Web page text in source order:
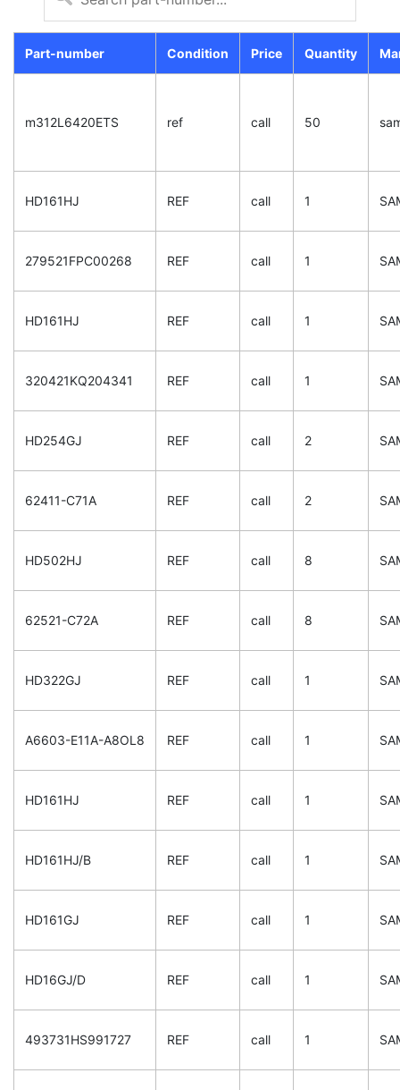
Part-number Condition Price Quantity
m312L6420ETS ref call 50
HD161HJ REF call 1
279521FPC00268 REF call 1
HD161HJ REF call 1
320421KQ204341 REF call 1
HD254GJ REF call 2
62411-C71A REF call 2
HD502HJ REF call 8
62521-C72A REF call 8
HD322GJ REF call 1
A6603-E11A-A8OL8 REF call 1
HD161HJ REF call 1
HD161HJ/B REF call 1
HD161GJ REF call 1
HD16GJ/D REF call 1
493731HS991727 REF call 1